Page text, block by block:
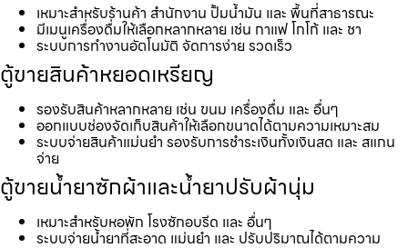
เหมาะสำหรับร้านค้า สำนักงาน ปั้มน้ำมัน และ พื้นที่สาธารณะ
มีเมนูเครื่องดื่มให้เลือกหลากหลาย เช่น กาแฟ โกโก้ และ ชา
ระบบการทำงานอัตโนมัติ จัดการง่าย รวดเร็ว
ตู้ขายสินค้าหยอดเหรียญ
รองรับสินค้าหลากหลาย เช่น ขนม เครื่องดื่ม และ อื่นๆ
ออกแบบช่องจัดเก็บสินค้าให้เลือกขนาดได้ตามความเหมาะสม
ระบบจ่ายสินค้าแม่นยำ รองรับการชำระเงินทั้งเงินสด และ สแกน
จ่าย
ตู้ขายน้ำยาซักผ้าและน้ำยาปรับผ้านุ่ม
เหมาะสำหรับหอพัก โรงซักอบรีด และ อื่นๆ
ระบบจ่ายน้ำยาที่สะอาด แม่นยำ และ ปรับปริมาณได้ตามความ